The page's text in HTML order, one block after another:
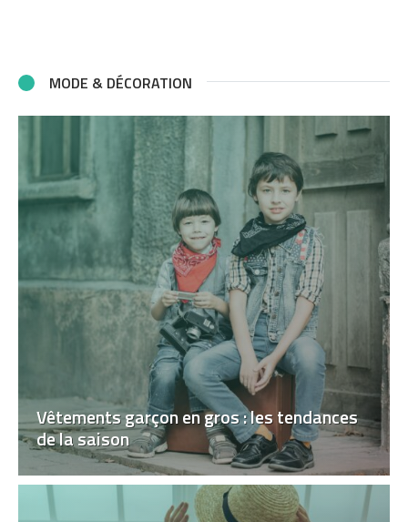
MODE & DÉCORATION
Vêtements garçon en gros : les tendances
de la saison